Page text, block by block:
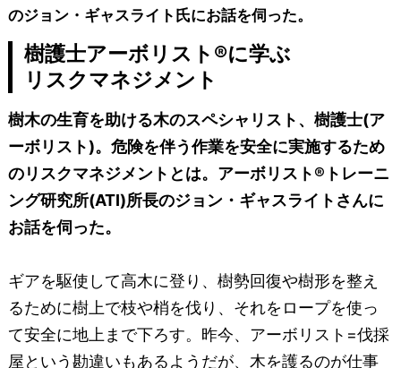
のジョン・ギャスライト氏にお話を伺った。
樹護士アーボリスト®に学ぶ
リスクマネジメント
樹木の生育を助ける木のスペシャリスト、樹護士(ア
ーボリスト)。危険を伴う作業を安全に実施するため
のリスクマネジメントとは。アーボリスト®トレーニ
ング研究所(ATI)所長のジョン・ギャスライトさんに
お話を伺った。
ギアを駆使して高木に登り、樹勢回復や樹形を整え
るために樹上で枝や梢を伐り、それをロープを使っ
て安全に地上まで下ろす。昨今、アーボリスト=伐採
屋という勘違いもあるようだが、木を護るのが仕事